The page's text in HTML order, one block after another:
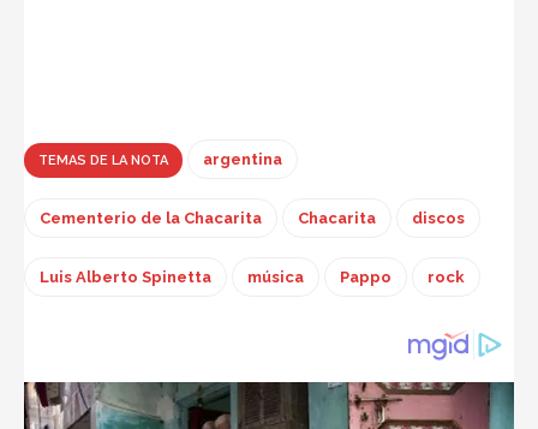
TEMAS DE LA NOTA argentina
Cementerio de la Chacarita Chacarita discos
Luis Alberto Spinetta música Pappo rock